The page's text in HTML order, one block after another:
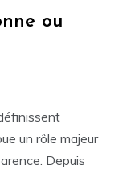
ou
un rôle majeur
Depuis